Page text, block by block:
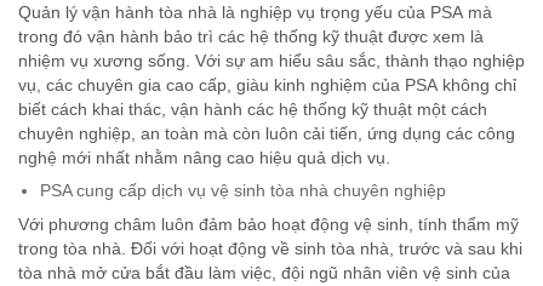
Quản lý vận hành tòa nhà là nghiệp vụ trọng yếu của PSA mà
trong đó vận hành bảo trì các hệ thống kỹ thuật được xem là
nhiệm vụ xương sống. Với sự am hiểu sâu sắc, thành thạo nghiệp
vụ, các chuyên gia cao cấp, giàu kinh nghiệm của PSA không chỉ
biết cách khai thác, vận hành các hệ thống kỹ thuật một cách
chuyên nghiệp, an toàn mà còn luôn cải tiến, ứng dụng các công
nghệ mới nhất nhằm nâng cao hiệu quả dịch vụ.
PSA cung cấp dịch vụ vệ sinh tòa nhà chuyên nghiệp
Với phương châm luôn đảm bảo hoạt động vệ sinh, tính thẩm mỹ
trong tòa nhà. Đối với hoạt động về sinh tòa nhà, trước và sau khi
tòa nhà mở cửa bắt đầu làm việc, đội ngũ nhân viên vệ sinh của